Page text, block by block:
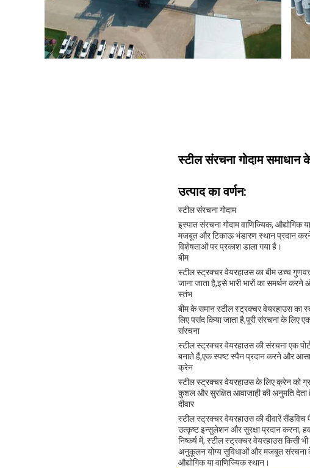
स्टील संरचना गोदाम समाधान
उत्पाद का वर्णन:
स्टील संरचना गोदाम
इस्पात संरचना गोदाम वाणिज्यिक, औद्योगिक
मजबूत और टिकाऊ भंडारण स्थान प्रदान
विशेषताओं पर प्रकाश डाला गया है।
बीम
स्टील स्ट्रक्चर वेयरहाउस का बीम उच्च
जाना जाता है,इसे भारी भारों का समर्थन
स्तंभ
बीम के समान स्टील स्ट्रक्चर वेयरहाउस
लिए पसंद किया जाता है,पूरी संरचना के लिए
संरचना
स्टील स्ट्रक्चर वेयरहाउस की संरचना एक
बनाते हैं,एक स्पष्ट स्पैन प्रदान करने और
क्रेन
स्टील स्ट्रक्चर वेयरहाउस के लिए क्रेन को
कुशल और सुरक्षित आवाजाही की अनुमति देता
दीवार
स्टील स्ट्रक्चर वेयरहाउस की दीवारें सैंडविच
उत्कृष्ट इन्सुलेशन और सुरक्षा प्रदान करना,
निष्कर्ष में, स्टील स्ट्रक्चर वेयरहाउस किसी
अनुकूलन योग्य सुविधाओं और मजबूत संरचना
औद्योगिक या वाणिज्यिक स्थान।